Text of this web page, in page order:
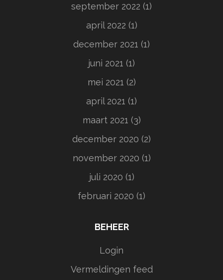
september 2022 (1)
april 2022 (1)
december 2021 (1)
juni 2021 (1)
mei 2021 (2)
april 2021 (1)
maart 2021 (3)
december 2020 (2)
november 2020 (1)
juli 2020 (1)
februari 2020 (1)
BEHEER
Login
Vermeldingen feed